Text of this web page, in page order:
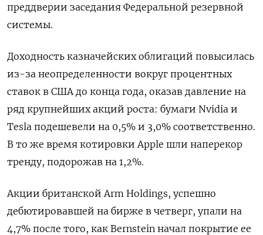
преддверии заседания Федеральной резервной
системы.
Доходность казначейских облигаций повысилась
из-за неопределенности вокруг процентных
ставок в США до конца года, оказав давление на
ряд крупнейших акций роста: бумаги Nvidia и
Tesla подешевели на 0,5% и 3,0% соответственно.
В то же время котировки Apple шли наперекор
тренду, подорожав на 1,2%.
Акции британской Arm Holdings, успешно
дебютировавшей на бирже в четверг, упали на
4,7% после того, как Bernstein начал покрытие ее